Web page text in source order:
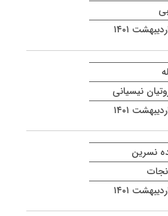
نیسیانی
نسرین
نجات